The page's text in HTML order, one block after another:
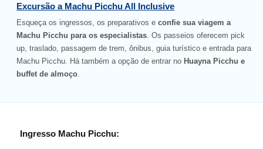
Excursão a Machu Picchu All Inclusive
Esqueça os ingressos, os preparativos e confie sua viagem a
Machu Picchu para os especialistas. Os passeios oferecem pick
up, traslado, passagem de trem, ônibus, guia turístico e entrada para
Machu Picchu. Há também a opção de entrar no Huayna Picchu e
buffet de almoço.
Ingresso Machu Picchu: